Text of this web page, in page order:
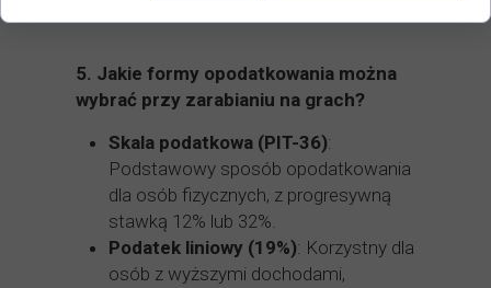
5. Jakie formy opodatkowania można
wybrać przy zarabianiu na grach?
Skala podatkowa (PIT-36):
Podstawowy sposób opodatkowania
dla osób fizycznych, z progresywną
stawką 12% lub 32%.
Podatek liniowy (19%): Korzystny dla
osób z wyższymi dochodami,